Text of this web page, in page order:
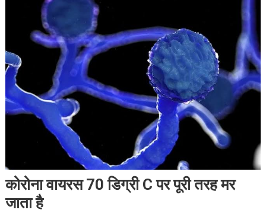
कोरोना वायरस 70 डिग्री C पर पूरी तरह मर
जाता है